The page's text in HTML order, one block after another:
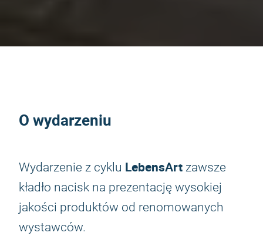
O wydarzeniu
Wydarzenie z cyklu LebensArt zawsze
kładło nacisk na prezentację wysokiej
jakości produktów od renomowanych
wystawców.